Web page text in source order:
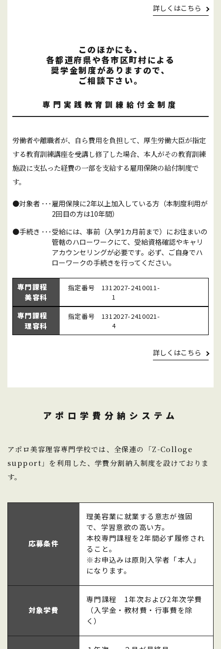
詳しくはこちら
このほかにも、
各都道府県や各市区町村による
奨学金制度がありますので、
ご相談下さい。
専門実践教育訓練給付金制度
労働者や離職者が、自ら費用を負担して、厚生労働大臣が指定
する教育訓練講座を受講し修了した場合、本人がその教育訓練
施設に支払った経費の一部を支給する雇用保険の給付制度で
す。
対象者 ･･･雇用保険に2年以上加入している方（本制度利用が
2回目の方は10年間）
手続き ･･･受給には、事前（入学1カ月前まで）にお住まいの
管轄のハローワークにて、受給資格確認やキャリ
アカウンセリングが必要です。 必ず、ご自身でハ
ローワークの手続きを行ってください。
専門課程
美容科
指定番号 1312027-2410011-
1
専門課程
理容科
指定番号 1312027-2410021-
4
詳しくはこちら
アポロ学費分納システム
アポロ美容理容専門学校では、全保連の「Z-Colloge
support」を利用した、学費分割納入制度を設けておりま
す。
応募条件
理美容業に就業する意志が強固
で、学習意欲の高い方。
本校専門課程を2年間必ず履修され
ること。
※お申込みは原則入学者「本人」
になります。
対象学費
専門課程 1年次および2年次学費
（入学金・教材費・行事費を除
く）